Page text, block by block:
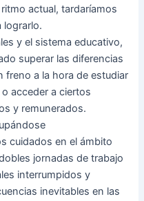
actual, tardaríamos
lograrlo.
y el sistema educativo,
superar las diferencias
freno a la hora de estudiar
acceder a ciertos
y remunerados.
cuidados en el ámbito
jornadas de trabajo
interrumpidos y
inevitables en las